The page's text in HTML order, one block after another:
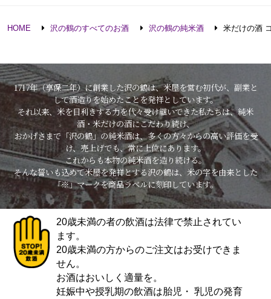
HOME 沢の鶴のすべてのお酒 沢の鶴の純米酒 米だけの酒
1717年（享保二年）に創業した沢の鶴は、米屋を営む初代が、副業と
して酒造りを始めたことを発祥としています。
それ以来、米を目利きする力を代々受け継いできた私たちは、純米
酒・米だけの酒にこだわり続け、
おかげさまで「沢の鶴」の純米酒は、多くの方々からの高い評価を受
け、売上げでも、常に上位にあります。
これからも本物の純米酒を造り続ける。
そんな誓いも込めて米屋を発祥とする沢の鶴は、米の字を由来とした
「※」マークを商品ラベルに刻印しています。
20歳未満の者の飲酒は法律で禁止されてい
ます。
20歳未満の方からのご注文はお受けできま
せん。
お酒はおいしく適量を。
妊娠中や授乳期の飲酒は胎児・ 乳児の発育